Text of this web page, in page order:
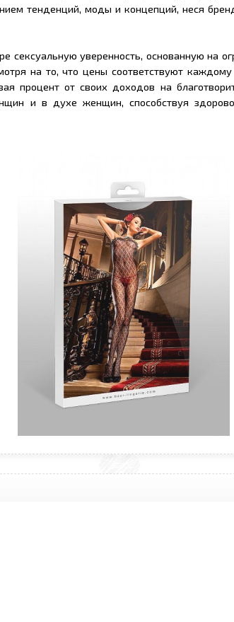
тенденций, моды и концепций, неся
сексуальную уверенность, основанную на
на то, что цены соответствуют
процент от своих доходов на
и в духе женщин, способствуя